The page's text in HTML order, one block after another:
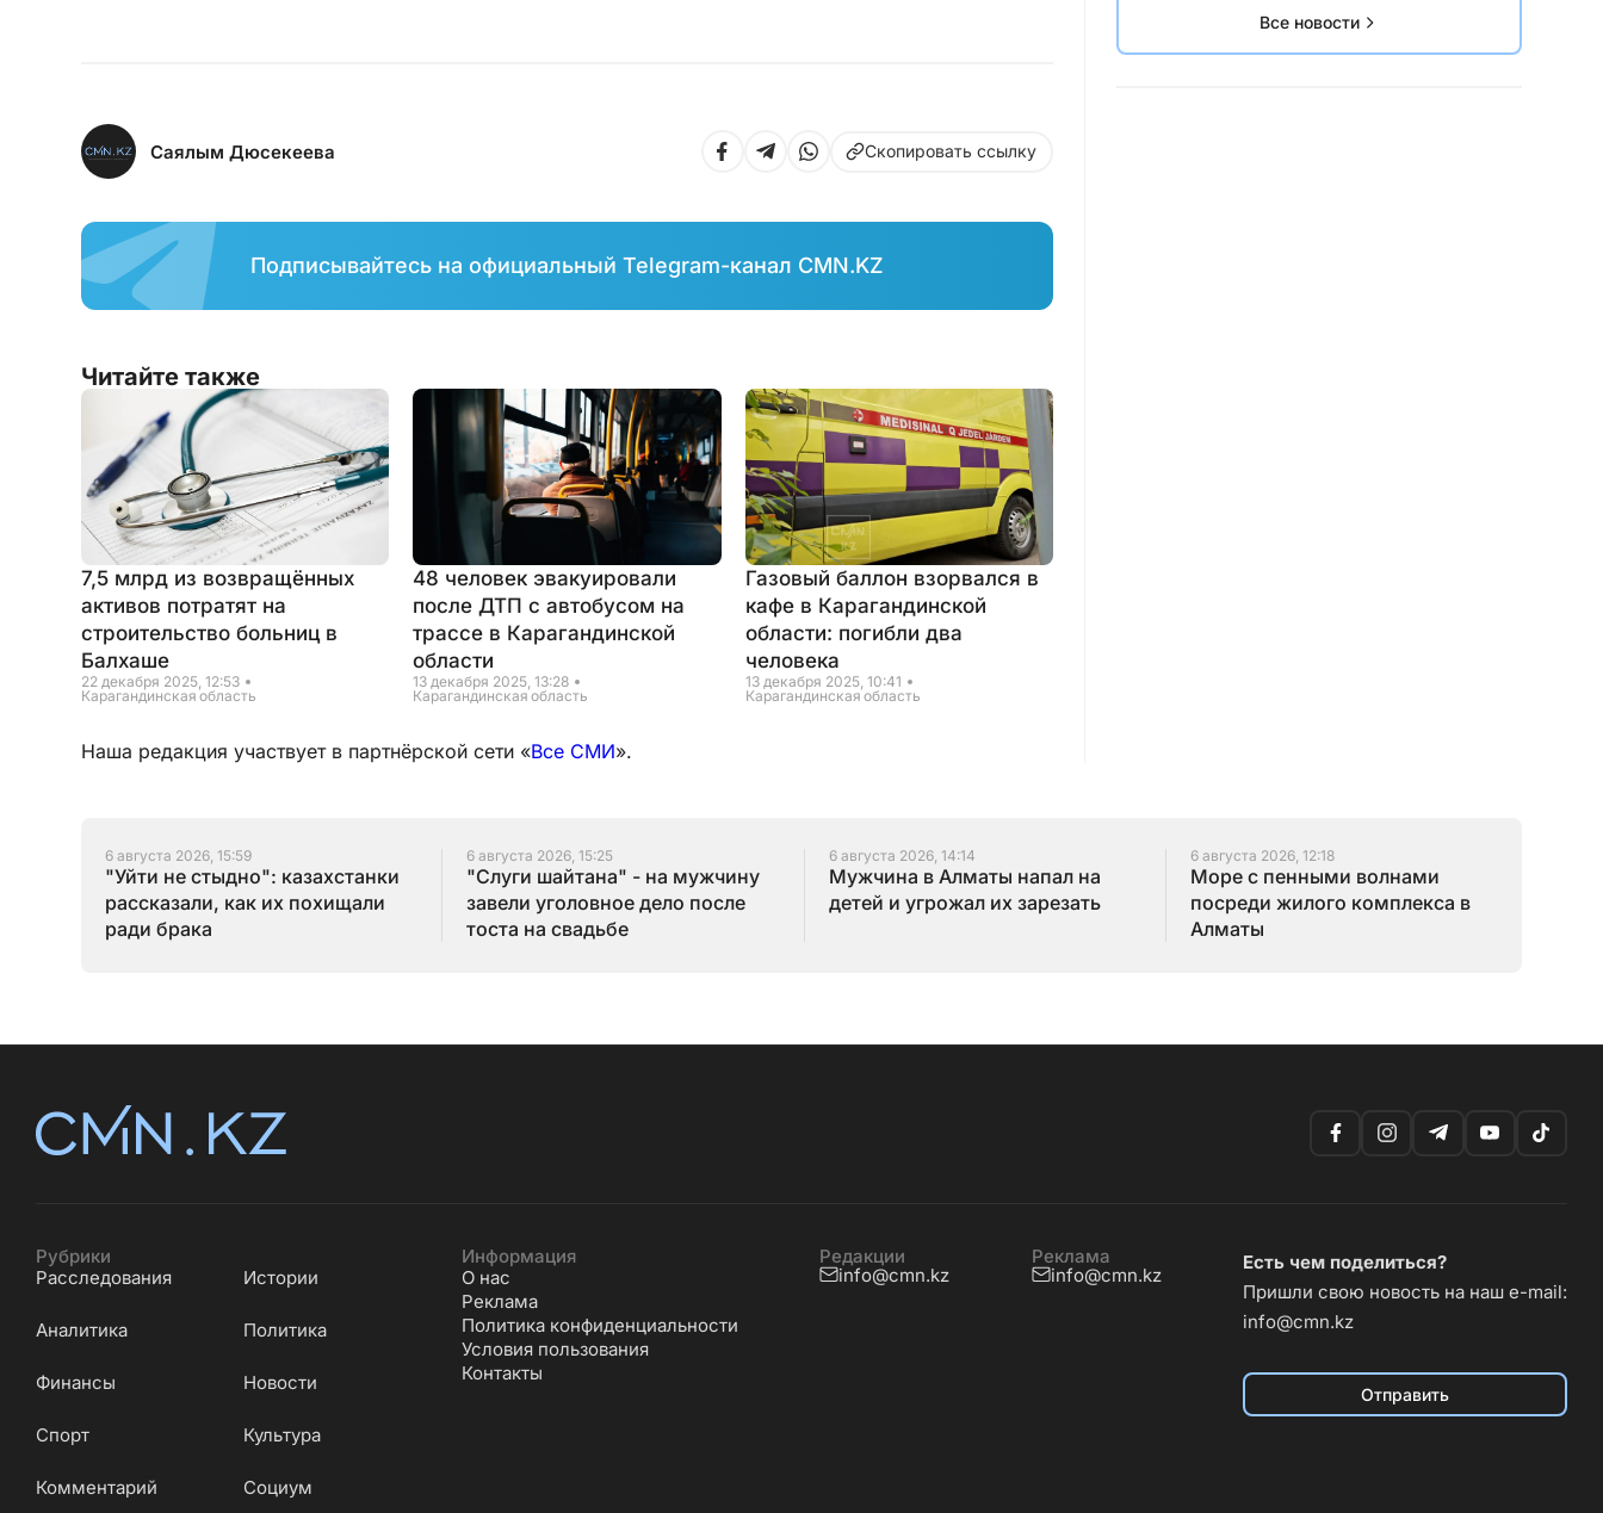
Саялым Дюсекеева Скопировать ссылку
Подписывайтесь на официальный Telegram-канал CMN.KZ
Читайте также
7,5 млрд из возвращённых
активов потратят на
строительство больниц в
Балхаше
22 декабря 2025, 12:53
Карагандинская область
48 человек эвакуировали
после ДТП с автобусом на
трассе в Карагандинской
области
13 декабря 2025, 13:28
Карагандинская область
Газовый баллон взорвался в
кафе в Карагандинской
области: погибли два
человека
13 декабря 2025, 10:41
Карагандинская область
Наша редакция участвует в партнёрской сети «Все СМИ».
Все новости
6 августа 2026, 15:59
"Уйти не стыдно": казахстанки
рассказали, как их похищали
ради брака
6 августа 2026, 15:25
"Слуги шайтана" - на мужчину
завели уголовное дело после
тоста на свадьбе
6 августа 2026, 14:14
Мужчина в Алматы напал на
детей и угрожал их зарезать
6 августа 2026, 12:18
Море с пенными волнами
посреди жилого комплекса в
Алматы
Рубрики
Расследования
Истории
Аналитика Политика
Финансы Новости
Cпорт Культура
Комментарий Социум
Информация
О нас
Реклама
Политика конфиденциальности
Условия пользования
Контакты
Редакции
info@cmn.kz
Реклама
info@cmn.kz
Есть чем поделиться?
Пришли свою новость на наш e-mail:
info@cmn.kz
Отправить